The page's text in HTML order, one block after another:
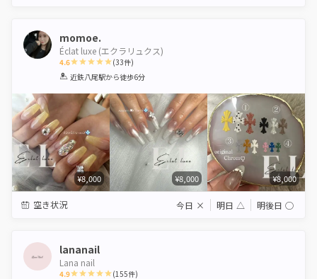
momoe.
Éclat luxe (エクラリュクス)
4.6
1 2 3 4 5
(33件)
近鉄八尾駅から徒歩6分
¥8,000 ¥8,000 ¥8,000
空き状況 今日 × 明日 △ 明後日 ◯
lananail
Lana nail
4.9 (155件)